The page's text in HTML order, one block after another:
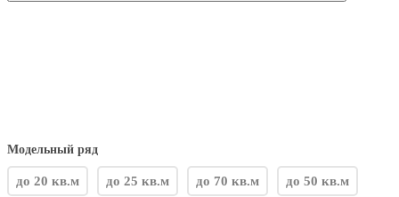
Модельный ряд
до 20 кв.м до 25 кв.м до 70 кв.м до 50 кв.м